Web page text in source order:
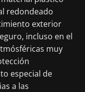
redondeado
exterior
incluso en el
muy
especial de
a las